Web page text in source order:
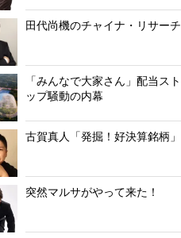
田代尚機のチャイナ・リサーチ
「みんなで大家さん」配当スト
ップ騒動の内幕
古賀真人「発掘！好決算銘柄」
突然マルサがやって来た！